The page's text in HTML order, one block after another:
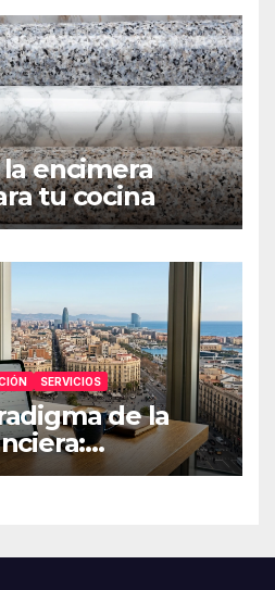
encimera
tu cocina
SERVICIOS
de la
Resiliencia